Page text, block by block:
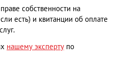
собственности на
есть) и квитанции об оплате
нашему эксперту по